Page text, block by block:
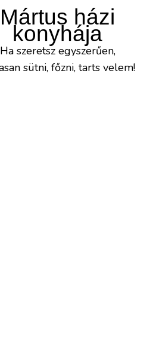
Mártus házi
konyhája
Ha szeretsz egyszerűen,
sütni, főzni, tarts velem!